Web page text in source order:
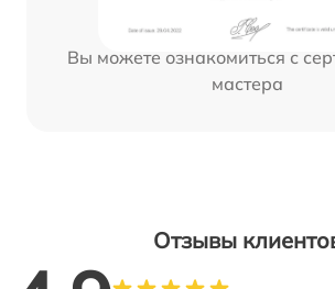
Вы можете ознакомиться с
мастера
Отзывы